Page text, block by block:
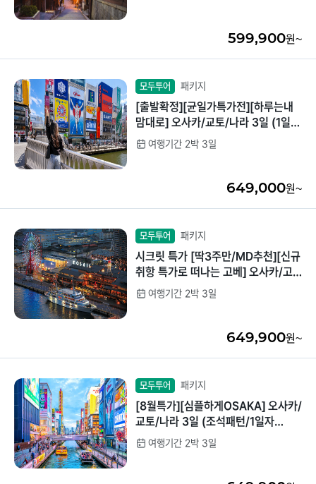
599,900원~
모두투어 패키지
[출발확정][균일가특가전][하루는내
맘대로] 오사카/교토/나라 3일 (1일자
유/3대특식/USJ선택가능)
여행기간 2박 3일
649,000원~
모두투어 패키지
시크릿 특가 [딱3주만/MD추천][신규
취항 특가로 떠나는 고베] 오사카/고
베/교토/나라 3일 (전일/트윈)
여행기간 2박 3일
649,900원~
모두투어 패키지
[8월특가][심플하게OSAKA] 오사카/
교토/나라 3일 (조석패턴/1일자
유/USJ선택가능/트윈)
여행기간 2박 3일